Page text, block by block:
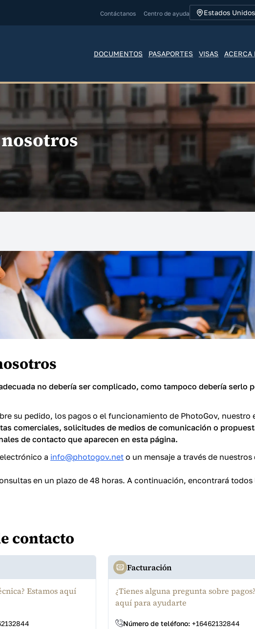
Contáctanos Centro de ayuda Estados Unidos
DOCUMENTOS PASAPORTES VISAS ACERCA
no debería ser complicado, como tampoco debería serlo
su pedido, los pagos o el funcionamiento de PhotoGov, nuestro
comerciales, solicitudes de medios de comunicación o
de contacto que aparecen en esta página.
a info@photogov.net o un mensaje a través de nuestros
en un plazo de 48 horas. A continuación, encontrará
contacto
Estamos aquí
Facturación
¿Tienes alguna pregunta sobre
aquí para ayudarte
Número de teléfono: +16462132844